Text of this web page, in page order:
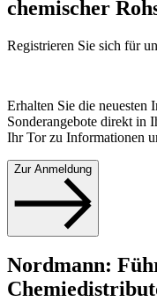
chemischer
Registrieren Sie sich für
Erhalten Sie die neuesten
Sonderangebote direkt in
Ihr Tor zu Informationen
Zur Anmeldung
Nordmann: